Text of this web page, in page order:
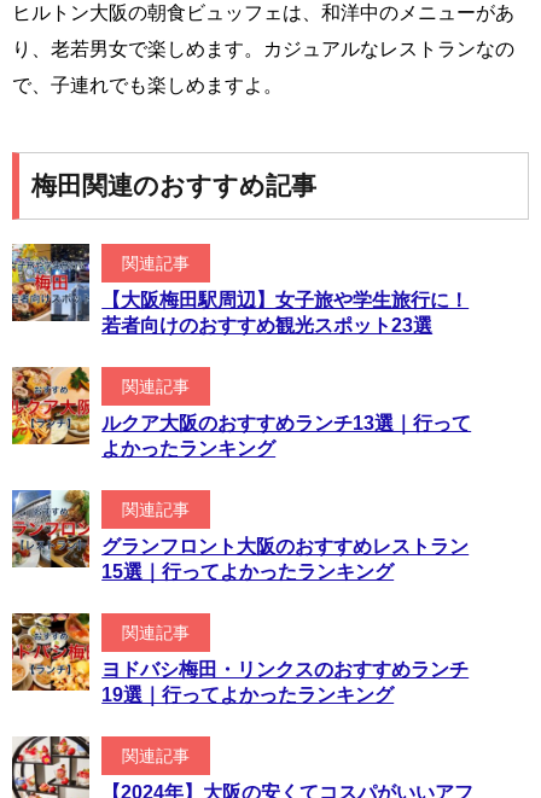
ヒルトン大阪の朝食ビュッフェは、和洋中のメニューがあ
り、老若男女で楽しめます。カジュアルなレストランなの
で、子連れでも楽しめますよ。
梅田関連のおすすめ記事
関連記事
【大阪梅田駅周辺】女子旅や学生旅行に！
若者向けのおすすめ観光スポット23選
関連記事
ルクア大阪のおすすめランチ13選｜行って
よかったランキング
関連記事
グランフロント大阪のおすすめレストラン
15選｜行ってよかったランキング
関連記事
ヨドバシ梅田・リンクスのおすすめランチ
19選｜行ってよかったランキング
関連記事
【2024年】大阪の安くてコスパがいいアフ